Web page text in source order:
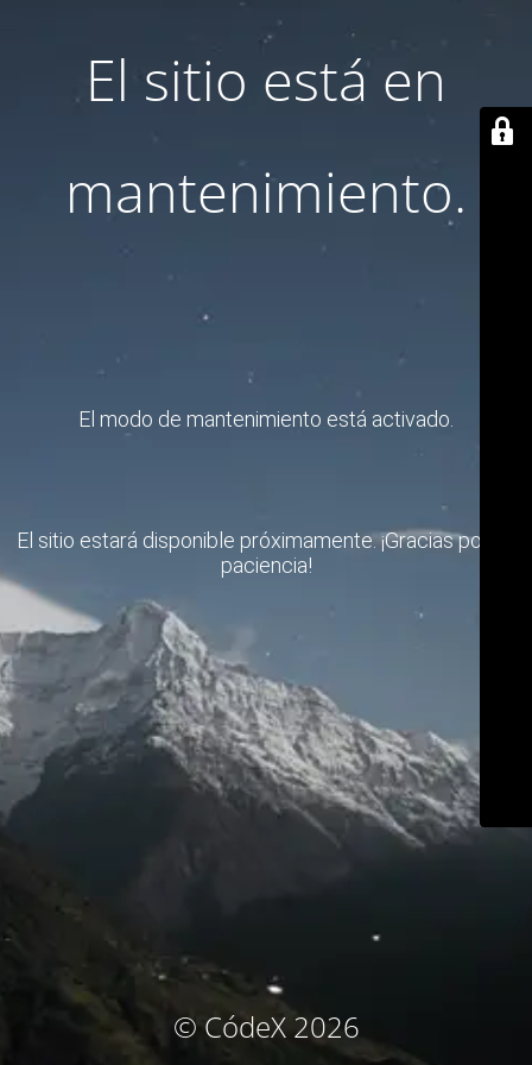
El sitio está en
mantenimiento.
El modo de mantenimiento está activado.
El sitio estará disponible próximamente. ¡Gracias por su
paciencia!
© CódeX 2026